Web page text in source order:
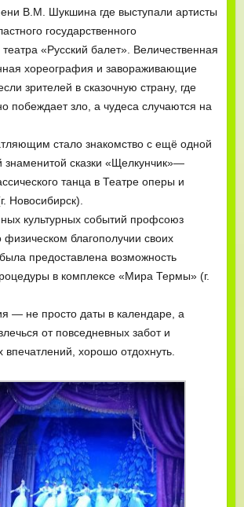
В.М. Шукшина где выступали артисты
государственного
«Русский балет». Величественная
хореография и завораживающие
зрителей в сказочную страну, где
побеждает зло, а чудеса случаются на
стало знакомство с ещё одной
знаменитой сказки «Щелкунчик»—
танца в Театре оперы и
Новосибирск).
культурных событий профсоюз
физическом благополучии своих
предоставлена возможность
в комплексе «Мира Термы» (г.
— не просто даты в календаре, а
от повседневных забот и
впечатлений, хорошо отдохнуть.